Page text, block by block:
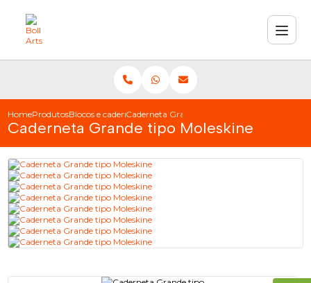
HomeProdutosBlocos e cadernetasCaderneta Grande tipo Moleskine
Caderneta Grande tipo Moleskine